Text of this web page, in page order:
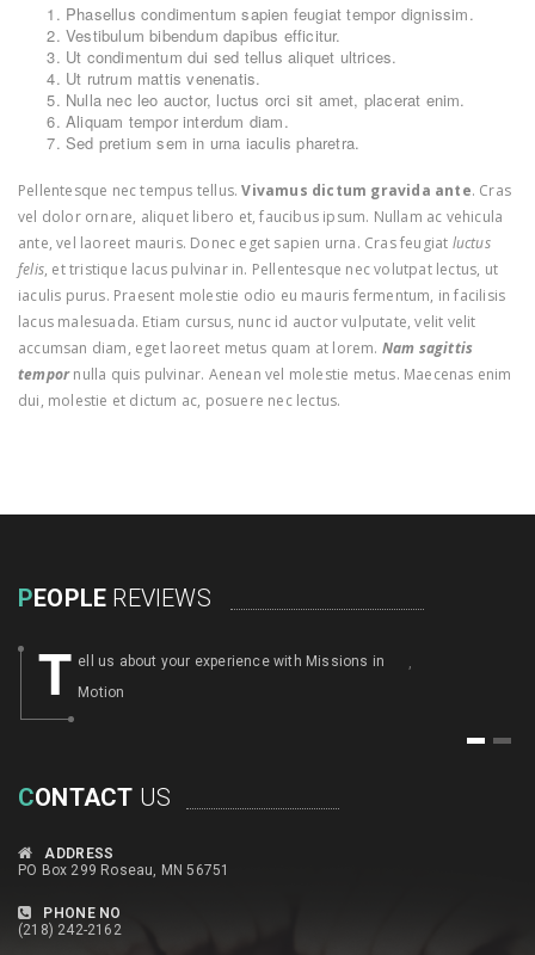
Phasellus condimentum sapien feugiat tempor dignissim.
Vestibulum bibendum dapibus efficitur.
Ut condimentum dui sed tellus aliquet ultrices.
Ut rutrum mattis venenatis.
Nulla nec leo auctor, luctus orci sit amet, placerat enim.
Aliquam tempor interdum diam.
Sed pretium sem in urna iaculis pharetra.
Pellentesque nec tempus tellus.Vivamus dictum gravida ante. Cras
vel dolor ornare, aliquet libero et, faucibus ipsum. Nullam ac vehicula
ante, vel laoreet mauris. Donec eget sapien urna. Cras feugiat luctus
felis, et tristique lacus pulvinar in. Pellentesque nec volutpat lectus, ut
iaculis purus. Praesent molestie odio eu mauris fermentum, in facilisis
lacus malesuada. Etiam cursus, nunc id auctor vulputate, velit velit
accumsan diam, eget laoreet metus quam at lorem. Nam sagittis
tempornulla quis pulvinar. Aenean vel molestie metus. Maecenas enim
dui, molestie et dictum ac, posuere nec lectus.
PEOPLE REVIEWS
T ell us about your experience with Missions in
Motion
1 2
CONTACT US
ADDRESS
PO Box 299 Roseau, MN 56751
PHONE NO
(218) 242-2162